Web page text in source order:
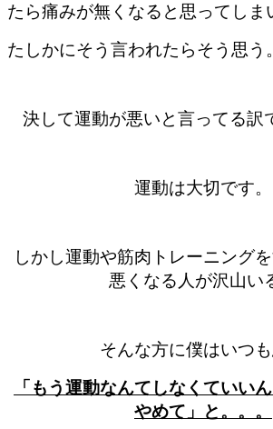
たら痛みが無くなると思ってしま
たしかにそう言われたらそう思う。
決して運動が悪いと言ってる訳
運動は大切です。
しかし運動や筋肉トレーニング
悪くなる人が沢山い
そんな方に僕はいつも
「もう運動なんてしなくていい
やめて」と。。。